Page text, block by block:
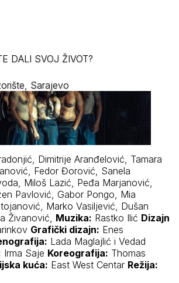
DALI SVOJ ŽIVOT?
Sarajevo
SVOJ ŽIVOT?
Sarajevo
Dimitrije Aranđelović, Tamara
Fedor Đorović, Sanela
Miloš Lazić, Peđa Marjanović,
Pavlović, Gabor Pongo, Mia
Marko Vasiljević, Dušan
Živanović, Muzika: Rastko Ilić Dizajn
Grafički dizajn: Enes
Lada Maglajlić i Vedad
Irma Saje Koreografija: Thomas
kuća: East West Centar Režija: